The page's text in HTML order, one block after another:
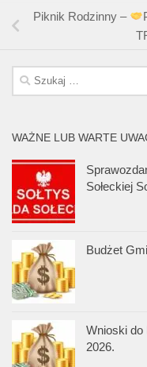
Piknik Rodzinny –
Szukaj:
WAŻNE LUB WARTE
Sołeckiej
Budżet
Wnioski do
2026.